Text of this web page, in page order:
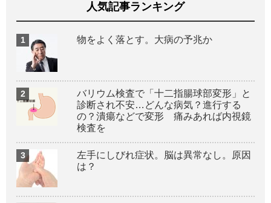
人気記事ランキング
物をよく落とす。大病の予兆か
バリウム検査で「十二指腸球部変形」と
診断され不安…どんな病気？進行する
の？潰瘍などで変形 痛みあれば内視鏡
検査を
左手にしびれ症状。脳は異常なし。原因
は？